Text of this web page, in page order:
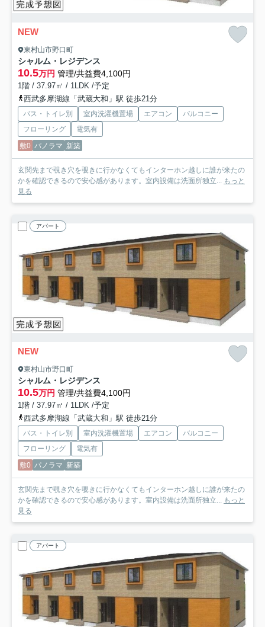
NEW
東村山市野口町
シャルム・レジデンス
10.5万円 管理/共益費4,100円
1階 / 37.97㎡ / 1LDK /予定
西武多摩湖線「武蔵大和」駅 徒歩21分
バス・トイレ別 室内洗濯機置場 エアコン
バルコニー
フローリング
電気有
敷0 パノラマ 新築
玄関先まで覗き穴を覗きに行かなくてもインターホン越しに誰が来たの
かを確認できるので安心感があります。室内設備は洗面所独立...
もっと
見る
アパート
NEW
東村山市野口町
シャルム・レジデンス
10.5万円 管理/共益費4,100円
1階 / 37.97㎡ / 1LDK /予定
西武多摩湖線「武蔵大和」駅 徒歩21分
バス・トイレ別 室内洗濯機置場 エアコン
バルコニー
フローリング
電気有
敷0 パノラマ 新築
玄関先まで覗き穴を覗きに行かなくてもインターホン越しに誰が来たの
かを確認できるので安心感があります。室内設備は洗面所独立...
もっと
見る
アパート